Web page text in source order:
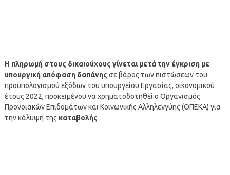
Η πληρωμή στους δικαιούχους γίνεται μετά την έγκριση με
υπουργική απόφαση δαπάνης σε βάρος των πιστώσεων του
προϋπολογισμού εξόδων του υπουργείου Εργασίας, οικονομικού
έτους 2022, προκειμένου να χρηματοδοτηθεί ο Οργανισμός
Προνοιακών Επιδομάτων και Κοινωνικής Αλληλεγγύης (ΟΠΕΚΑ) για
την κάλυψη της καταβολής